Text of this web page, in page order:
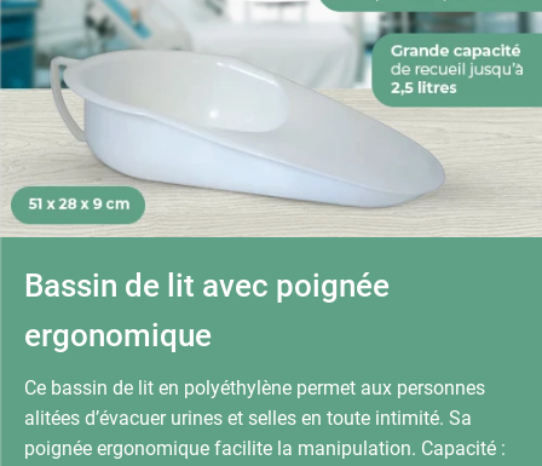
Bassin de lit avec poignée
ergonomique
Ce bassin de lit en polyéthylène permet aux personnes
alitées d’évacuer urines et selles en toute intimité. Sa
poignée ergonomique facilite la manipulation. Capacité :